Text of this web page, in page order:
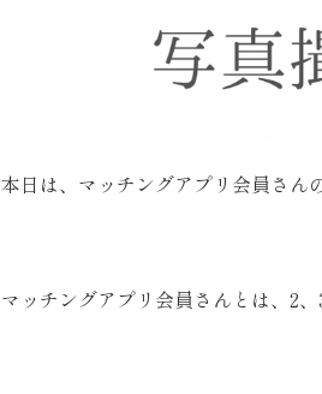
本日は、マッチングアプリ会員さ
マッチングアプリ会員さんとは、2